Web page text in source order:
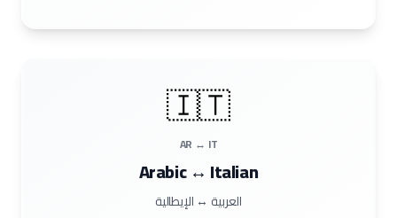
🇮🇹
AR ↔ IT
Arabic ↔ Italian
العربية ↔ الإيطالية